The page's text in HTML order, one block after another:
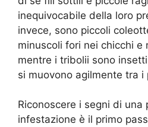
inequivocabile della loro
invece, sono piccoli
minuscoli fori nei chicchi e
mentre i tribolii sono
si muovono agilmente tra
Riconoscere i segni di una
infestazione è il primo